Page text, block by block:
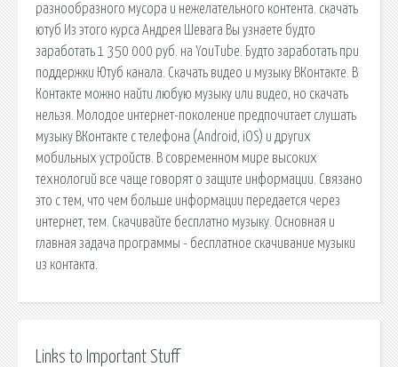
разнообразного мусора и нежелательного контента. скачать
ютуб Из этого курса Андрея Шевага Вы узнаете будто
заработать 1 350 000 руб. на YouTube. Будто заработать при
поддержки Ютуб канала. Скачать видео и музыку ВКонтакте. В
Контакте можно найти любую музыку или видео, но скачать
нельзя. Молодое интернет-поколение предпочитает слушать
музыку ВКонтакте с телефона (Android, iOS) и других
мобильных устройств. В современном мире высоких
технологий все чаще говорят о защите информации. Связано
это с тем, что чем больше информации передается через
интернет, тем. Скачивайте бесплатно музыку. Основная и
главная задача программы - бесплатное скачивание музыки
из контакта.
Links to Important Stuff